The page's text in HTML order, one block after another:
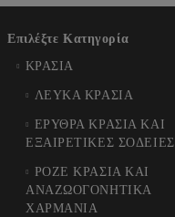
Επιλέξτε Κατηγορία
ΚΡΑΣΙΑ
ΛΕΥΚΑ ΚΡΑΣΙΑ
ΕΡΥΘΡΑ ΚΡΑΣΙΑ ΚΑΙ
ΕΞΑΙΡΕΤΙΚΕΣ ΣΟΔΕΙΕΣ
ΡΟΖΕ ΚΡΑΣΙΑ ΚΑΙ
ΑΝΑΖΩΟΓΟΝΗΤΙΚΑ
ΧΑΡΜΑΝΙΑ